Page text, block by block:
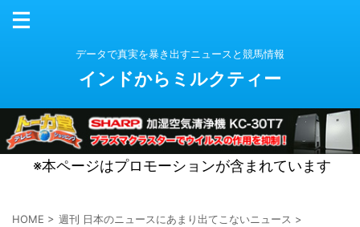
データで真実を暴き出すニュースと競馬情報
インドからミルクティー
※本ページはプロモーションが含まれています
HOME > 週刊 日本のニュースにあまり出てこないニュース >